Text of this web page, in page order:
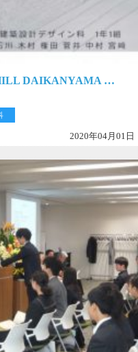
DAIKANYAMA …
2020年04月01日